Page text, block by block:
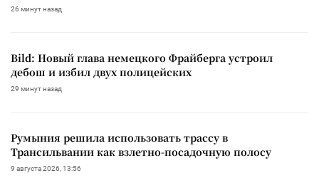
26 минут назад
Bild: Новый глава немецкого Фрайберга устроил
дебош и избил двух полицейских
29 минут назад
Румыния решила использовать трассу в
Трансильвании как взлетно-посадочную полосу
9 августа 2026, 13:56